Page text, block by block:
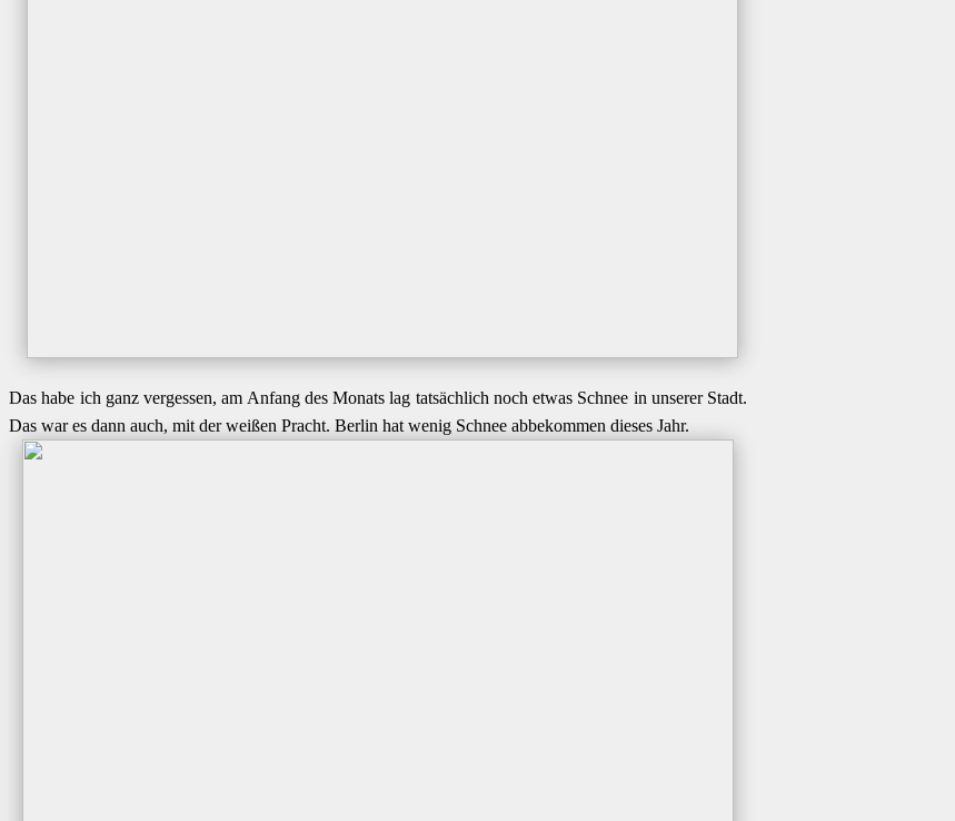
Das habe ich ganz vergessen, am Anfang des Monats lag tatsächlich noch etwas Schnee in unserer Stadt.
Das war es dann auch, mit der weißen Pracht. Berlin hat wenig Schnee abbekommen dieses Jahr.